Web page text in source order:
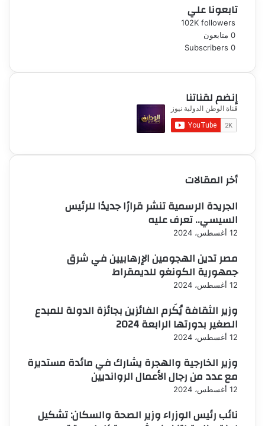
تابعونا علي
102K followers
0 متابعون
0
Subscribers
إنضم لقناتنا
أخر المقالات
الجريدة الرسمية تنشر قرارًا جديدًا للرئيس
السيسي.. تعرف عليه
12 أغسطس، 2024
مصر تدين الهجومين الإرهابيين في شرق
جمهورية الكونغو للديمقراط
12 أغسطس، 2024
وزير الثقافة يُكَرم الفائزين بجائزة الدولة للمبدع
الصغير بدورتها الرابعة 2024
12 أغسطس، 2024
وزير الخارجية والهجرة يشارك في مائدة مستديرة
مع عدد من رجال الأعمال الروانديين
12 أغسطس، 2024
نائب رئيس الوزراء وزير الصحة والسكان: تشكيل